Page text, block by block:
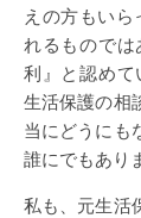
えの方もい
れるもので
利』と認めて
生活保護の相
当にどうにも
誰にでもあり
私も、元生活